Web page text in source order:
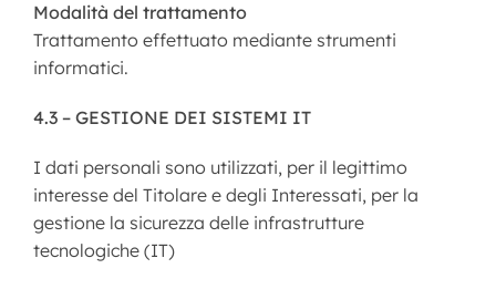
Modalità del trattamento
Trattamento effettuato mediante strumenti
informatici.
4.3 – GESTIONE DEI SISTEMI IT
I dati personali sono utilizzati, per il legittimo
interesse del Titolare e degli Interessati, per la
gestione la sicurezza delle infrastrutture
tecnologiche (IT)